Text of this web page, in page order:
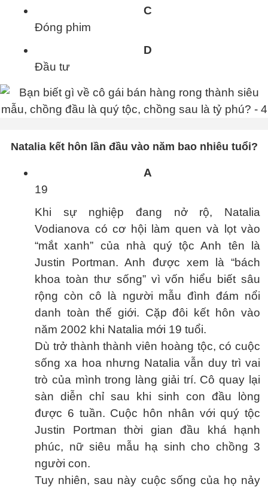
C
Đóng phim
D
Đầu tư
Natalia kết hôn lần đầu vào năm bao nhiêu tuổi?
A
19
Khi sự nghiệp đang nở rộ, Natalia
Vodianova có cơ hội làm quen và lọt vào
“mắt xanh” của nhà quý tộc Anh tên là
Justin Portman. Anh được xem là “bách
khoa toàn thư sống” vì vốn hiểu biết sâu
rộng còn cô là người mẫu đình đám nổi
danh toàn thế giới. Cặp đôi kết hôn vào
năm 2002 khi Natalia mới 19 tuổi.
Dù trở thành thành viên hoàng tộc, có cuộc
sống xa hoa nhưng Natalia vẫn duy trì vai
trò của mình trong làng giải trí. Cô quay lại
sàn diễn chỉ sau khi sinh con đầu lòng
được 6 tuần. Cuộc hôn nhân với quý tộc
Justin Portman thời gian đầu khá hạnh
phúc, nữ siêu mẫu hạ sinh cho chồng 3
người con.
Tuy nhiên, sau này cuộc sống của họ nảy